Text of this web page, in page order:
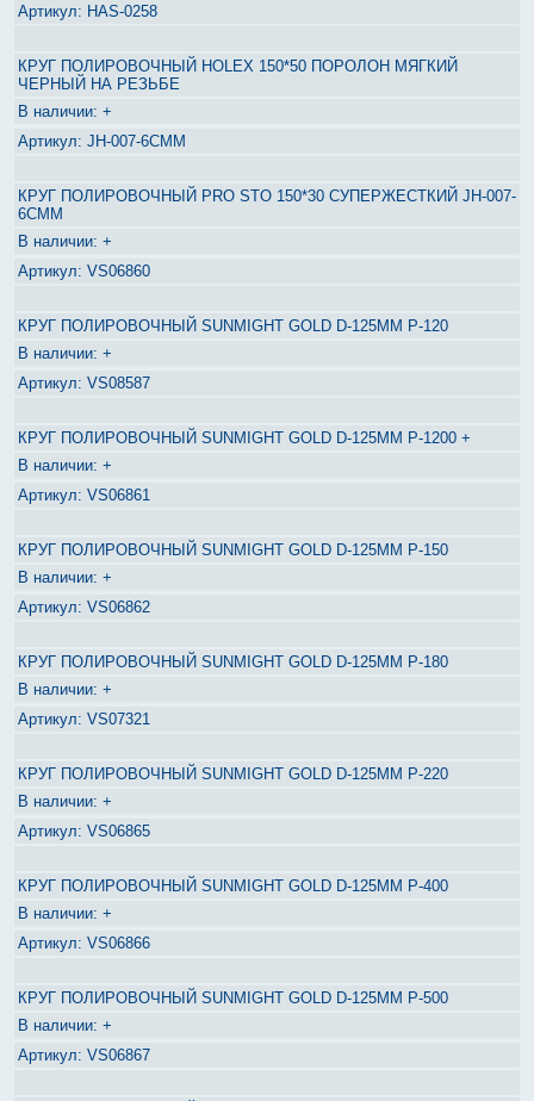
HAS-0258
КРУГ ПОЛИРОВОЧНЫЙ HOLEX 150*50 ПОРОЛОН МЯГКИЙ
ЧЕРНЫЙ НА РЕЗЬБЕ
+
JH-007-6CMM
КРУГ ПОЛИРОВОЧНЫЙ PRO STO 150*30 СУПЕРЖЕСТКИЙ JH-007-
6CMM
+
VS06860
КРУГ ПОЛИРОВОЧНЫЙ SUNMIGHT GOLD D-125MM P-120
+
VS08587
КРУГ ПОЛИРОВОЧНЫЙ SUNMIGHT GOLD D-125MM P-1200 +
+
VS06861
КРУГ ПОЛИРОВОЧНЫЙ SUNMIGHT GOLD D-125MM P-150
+
VS06862
КРУГ ПОЛИРОВОЧНЫЙ SUNMIGHT GOLD D-125MM P-180
+
VS07321
КРУГ ПОЛИРОВОЧНЫЙ SUNMIGHT GOLD D-125MM P-220
+
VS06865
КРУГ ПОЛИРОВОЧНЫЙ SUNMIGHT GOLD D-125MM P-400
+
VS06866
КРУГ ПОЛИРОВОЧНЫЙ SUNMIGHT GOLD D-125MM P-500
+
VS06867